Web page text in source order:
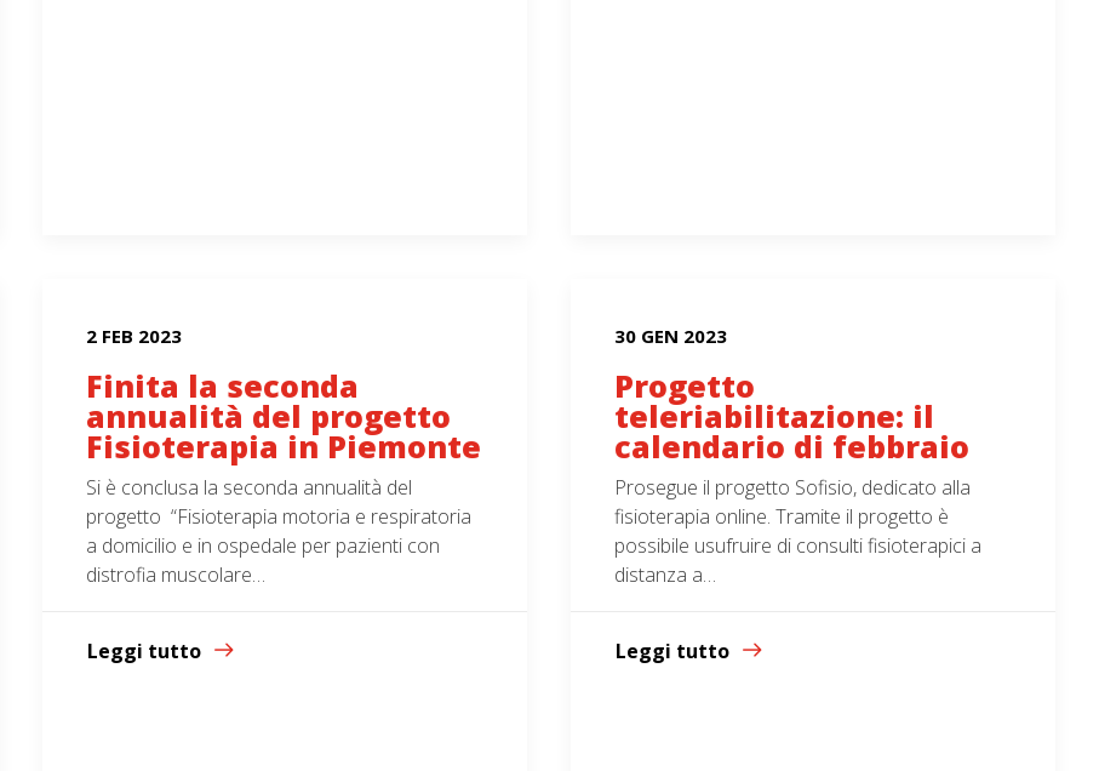
2 FEB 2023
Finita la seconda
annualità del progetto
Fisioterapia in Piemonte
Si è conclusa la seconda annualità del
progetto “Fisioterapia motoria e respiratoria
a domicilio e in ospedale per pazienti con
distrofia muscolare…
Leggi tutto
30 GEN 2023
Progetto
teleriabilitazione: il
calendario di febbraio
Prosegue il progetto Sofisio, dedicato alla
fisioterapia online. Tramite il progetto è
possibile usufruire di consulti fisioterapici a
distanza a…
Leggi tutto